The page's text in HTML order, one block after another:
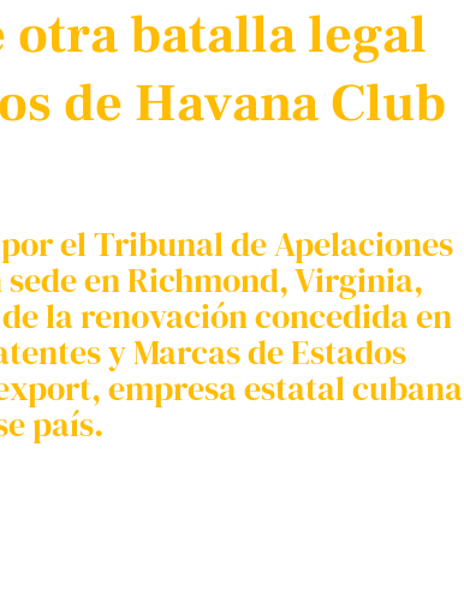
batalla legal
de Havana Club
el Tribunal de Apelaciones
en Richmond, Virginia,
la renovación concedida en
y Marcas de Estados
empresa estatal cubana
país.